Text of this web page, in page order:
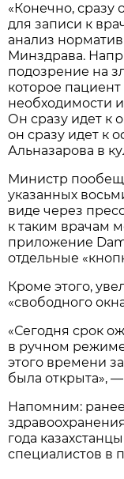
«Конечно, сразу
для записи к
анализ
Минздрава.
подозрение на
которое
необходимости
Он сразу идет к
он сразу идет к
Альназарова в
Министр
указанных
виде через
к таким врачам
приложение
отдельные
Кроме этого,
«свободного
«Сегодня срок
в ручном режиме
этого времени
была открыта»,
Напомним:
года
специалистов в